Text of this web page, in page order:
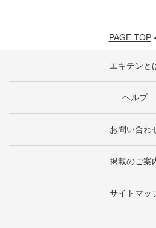
PAGE TOP
エキテンと
ヘルプ
お問い合わ
掲載のご案
サイトマッ